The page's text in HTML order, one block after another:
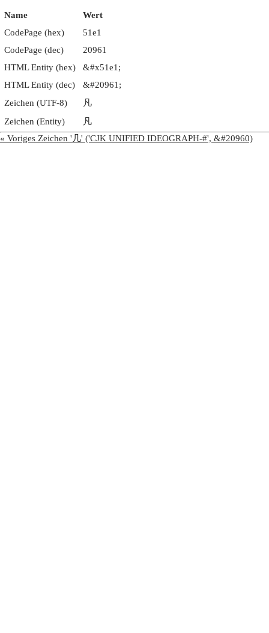
Name
Wert
CodePage (hex)
51e1
CodePage (dec)
20961
HTML Entity (hex)
&#x51e1;
HTML Entity (dec)
&#20961;
Zeichen (UTF-8)
凡
Zeichen (Entity)
凡
« Voriges Zeichen '几' ('CJK UNIFIED IDEOGRAPH-#', &#20960)